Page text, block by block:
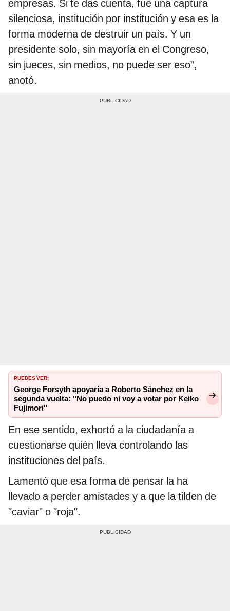
empresas. Si te das cuenta, fue una captura
silenciosa, institución por institución y esa es la
forma moderna de destruir un país. Y un
presidente solo, sin mayoría en el Congreso,
sin jueces, sin medios, no puede ser eso”,
anotó.
PUEDES VER:
George Forsyth apoyaría a Roberto Sánchez en la
segunda vuelta: "No puedo ni voy a votar por Keiko
Fujimori"
En ese sentido, exhortó a la ciudadanía a
cuestionarse quién lleva controlando las
instituciones del país.
Lamentó que esa forma de pensar la ha
llevado a perder amistades y a que la tilden de
"caviar" o "roja".